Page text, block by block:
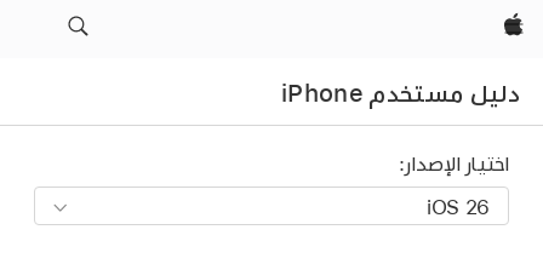
Apple‏
دليل مستخدم iPhone
اختيار الإصدار: